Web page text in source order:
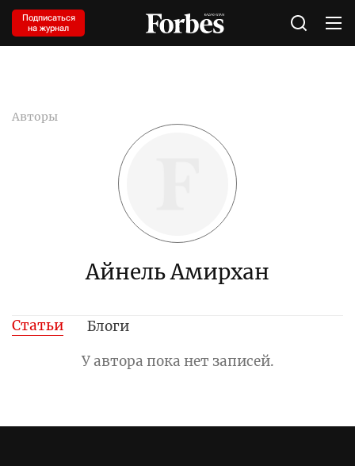
Подписаться
на журнал
Авторы
Айнель Амирхан
Статьи Блоги
У автора пока нет записей.